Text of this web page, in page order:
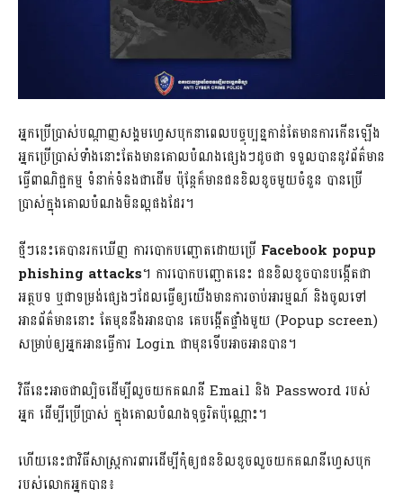
អ្នក​ប្រើ​ប្រាស់​បណ្ដាញ​សង្គម​ហ្វេសបុក​នា​ពេល​បច្ចុប្បន្ន​កាន់​តែ​មាន​ការ​កើន​ឡើង
អ្នក​ប្រើ​ប្រាស់​ទាំង​នោះ​តែង​មាន​គោល​បំណង​ផ្សេងៗ​ដូចជា ទទួល​បាន​នូវ​ព័ត៌មាន
ធ្វើ​ពាណិជ្ជកម្ម ទំនាក់ទំនង​ជាដើម ប៉ុន្តែ​ក៏​មាន​ជនខិលខូច​មួយ​ចំនួន បាន​ប្រើ
ប្រាស់​ក្នុង​គោល​បំណង​មិន​ល្អ​ផង​ដែរ។
ថ្មីៗ​នេះ​គេ​បាន​រក​ឃើញ ការ​បោក​បញ្ឆោត​ដោយ​ប្រើ Facebook popup
phishing attacks។ ការ​បោក​បញ្ឆោត​នេះ ជន​ខិល​ខូច​បាន​បង្កើត​ជា​
អត្ថបទ ឬ​ជា​ទម្រង់​ផ្សេងៗ​ដែល​ធ្វើ​ឲ្យ​យើង​មាន​ការ​ចាប់​អារម្មណ៍ និង​ចូល​ទៅ​
អាន​ព័ត៌មាន​នោះ តែ​មុន​នឹង​អាន​បាន គេ​បង្កើត​ផ្ទាំង​មួយ (Popup screen)
សម្រាប់​ឲ្យ​អ្នក​អាន​ធ្វើ​ការ Login ជា​មុន​ទើប​អាច​អាន​បាន។
វិធី​នេះ​អាច​ជា​ល្បិច​ដើម្បី​លួច​យក​គណនី Email និង Password របស់​
អ្នក ដើម្បី​ប្រើ​ប្រាស់ ក្នុង​គោល​បំណង​ទុច្ចរិត​ប៉ុណ្ណោះ។
ហើយនេះជាវិធីសាស្ត្រ​ការពារ​ដើម្បី​កុំ​ឲ្យ​ជន​ខិលខូច​លួច​យក​គណនី​ហ្វេសបុក​
របស់​លោក​អ្នក​បាន៖